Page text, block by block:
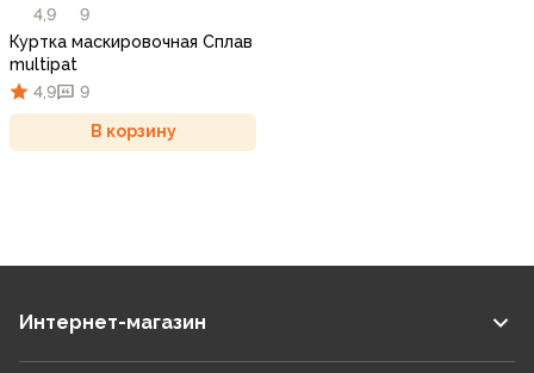
4,9
9
Куртка маскировочная Сплав
multipat
4,9
9
В корзину
Интернет-магазин